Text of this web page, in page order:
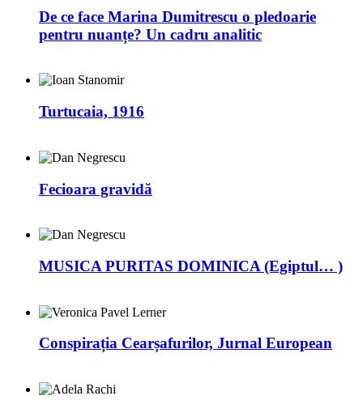
De ce face Marina Dumitrescu o pledoarie
pentru nuanțe? Un cadru analitic
Turtucaia, 1916
Fecioara gravidă
MUSICA PURITAS DOMINICA (Egiptul… )
Conspirația Cearșafurilor, Jurnal European